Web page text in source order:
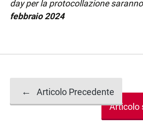
day per la protocollazione
febbraio 2024
Navigazione
←
Articolo Precedente
Articolo